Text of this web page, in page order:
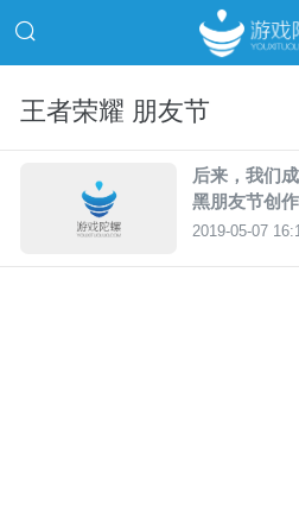
王者荣耀 朋友节
后来，我们
黑朋友节创
2019-05-07